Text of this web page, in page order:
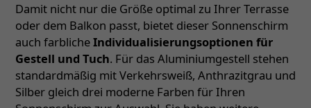
Damit nicht nur die Größe optimal zu Ihrer Terrasse
oder dem Balkon passt, bietet dieser Sonnenschirm
auch farblicheIndividualisierungsoptionen für
Gestell und Tuch. Für das Aluminiumgestell stehen
standardmäßig mit Verkehrsweiß, Anthrazitgrau und
Silber gleich drei moderne Farben für Ihren